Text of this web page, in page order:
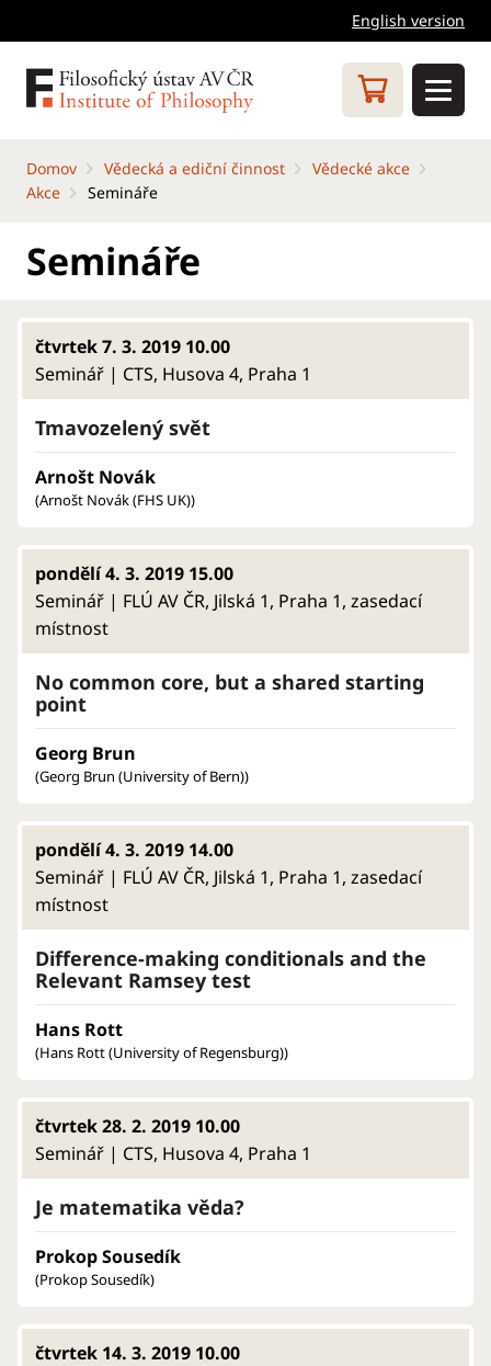
English version
Domov Vědecká a ediční činnost
Vědecké akce
Akce
Semináře
Semináře
čtvrtek 7. 3. 2019 10.00
Seminář | CTS, Husova 4, Praha 1
Tmavozelený svět
Arnošt Novák
(Arnošt Novák (FHS UK))
pondělí 4. 3. 2019 15.00
Seminář | FLÚ AV ČR, Jilská 1, Praha 1, zasedací
místnost
No common core, but a shared starting
point
Georg Brun
(Georg Brun (University of Bern))
pondělí 4. 3. 2019 14.00
Seminář | FLÚ AV ČR, Jilská 1, Praha 1, zasedací
místnost
Difference-making conditionals and the
Relevant Ramsey test
Hans Rott
(Hans Rott (University of Regensburg))
čtvrtek 28. 2. 2019 10.00
Seminář | CTS, Husova 4, Praha 1
Je matematika věda?
Prokop Sousedík
(Prokop Sousedík)
čtvrtek 14. 3. 2019 10.00